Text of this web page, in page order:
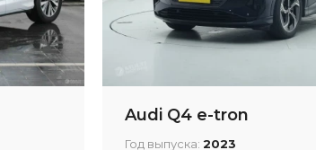
Audi Q4 e-tron
Год выпуска: 2023